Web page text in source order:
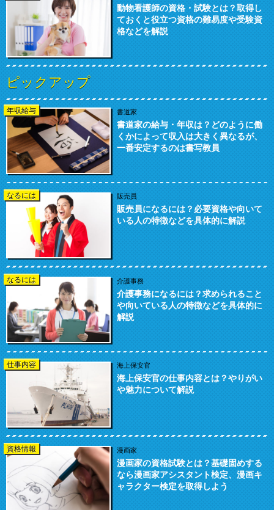
動物看護師の資格・試験とは？取得し
ておくと役立つ資格の難易度や受験資
格などを解説
ピックアップ
年収給与 書道家
書道家の給与・年収は？どのように働
くかによって収入は大きく異なるが、
一番安定するのは書写教員
なるには 販売員
販売員になるには？必要資格や向いて
いる人の特徴などを具体的に解説
なるには 介護事務
介護事務になるには？求められること
や向いている人の特徴などを具体的に
解説
仕事内容 海上保安官
海上保安官の仕事内容とは？やりがい
や魅力について解説
資格情報 漫画家
漫画家の資格試験とは？基礎固めする
なら漫画家アシスタント検定、漫画キ
ャラクター検定を取得しよう